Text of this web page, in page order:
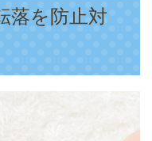
落を防止対